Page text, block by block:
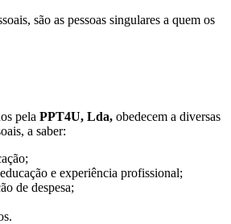
são as pessoas singulares a quem os
pela PPT4U, Lda, obedecem a diversas
a saber:
e experiência profissional;
de despesa;